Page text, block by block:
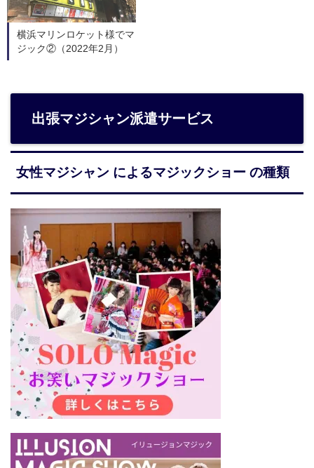
横浜マリンロケット様でマ
ジック②（2022年2月）
出張マジシャン派遣サービス
女性マジシャン によるマジックショー の種類